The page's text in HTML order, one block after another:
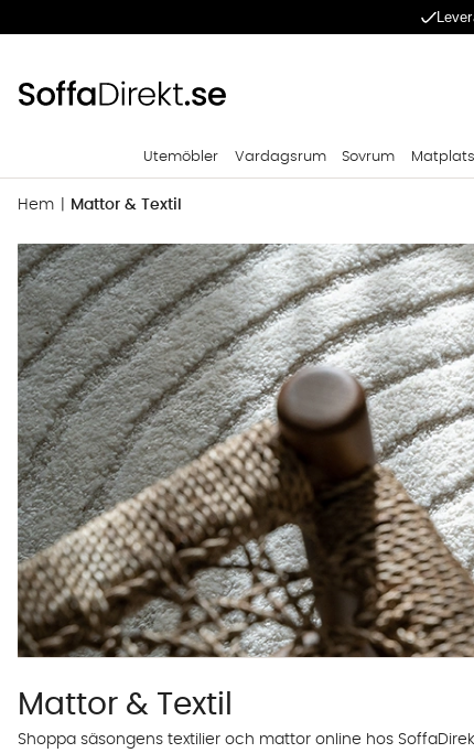
Utemöbler Vardagsrum Sovrum Matplats
Hem Mattor & Textil
Mattor & Textil
Shoppa säsongens textilier och mattor online hos